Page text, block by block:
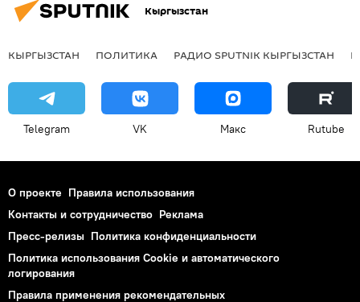
государственные закупки
Кыргызстан
КЫРГЫЗСТАН ПОЛИТИКА РАДИО SPUTNIK КЫРГЫЗСТАН
Telegram VK Макс Rutube
О проекте Правила использования
Контакты и сотрудничество Реклама
Пресс-релизы Политика конфиденциальности
Политика использования Cookie и автоматического
логирования
Правила применения рекомендательных